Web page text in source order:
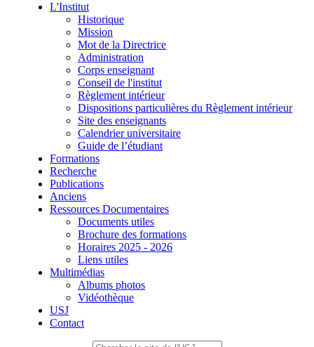
L'Institut
Historique
Mission
Mot de la Directrice
Administration
Corps enseignant
Conseil de l'institut
Règlement intérieur
Dispositions particulières du Règlement intérieur
Site des enseignants
Calendrier universitaire
Guide de l’étudiant
Formations
Recherche
Publications
Anciens
Ressources Documentaires
Documents utiles
Brochure des formations
Horaires 2025 - 2026
Liens utiles
Multimédias
Albums photos
Vidéothèque
USJ
Contact